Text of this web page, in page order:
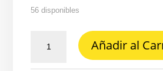
56 disponibles
Añadir al